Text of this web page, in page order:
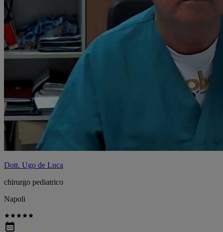
Dott. Ugo de Luca
chirurgo pediatrico
Napoli